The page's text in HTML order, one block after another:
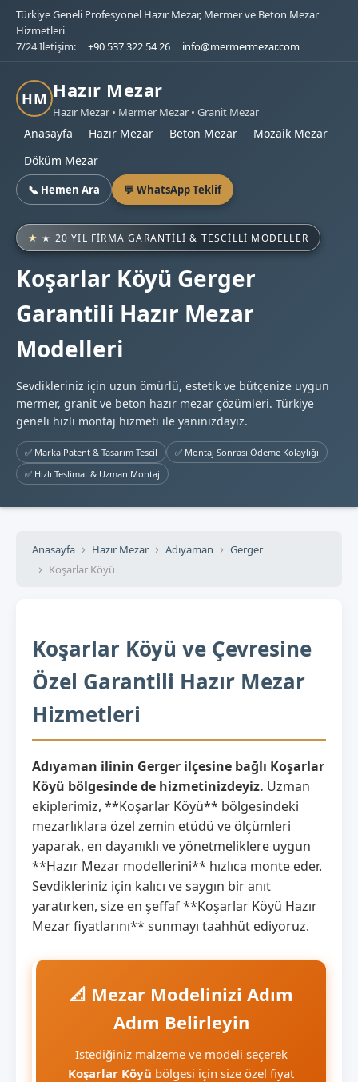
Türkiye Geneli Profesyonel Hazır Mezar, Mermer ve Beton Mezar
Hizmetleri
7/24 İletişim:
+90 537 322 54 26 info@mermermezar.com
HM Hazır Mezar
Hazır Mezar • Mermer Mezar • Granit Mezar
Anasayfa Hazır Mezar Beton Mezar
Mozaik Mezar
Döküm Mezar
📞 Hemen Ara 💬 WhatsApp Teklif
★ 20 YIL FIRMA GARANTILI & TESCILLI MODELLER
Koşarlar Köyü Gerger
Garantili Hazır Mezar
Modelleri
Sevdikleriniz için uzun ömürlü, estetik ve bütçenize uygun
mermer, granit ve beton hazır mezar çözümleri. Türkiye
geneli hızlı montaj hizmeti ile yanınızdayız.
✅ Marka Patent & Tasarım Tescil
✅ Montaj Sonrası Ödeme Kolaylığı
✅ Hızlı Teslimat & Uzman Montaj
Anasayfa Hazır Mezar Adıyaman
Gerger
Koşarlar Köyü
Koşarlar Köyü ve Çevresine
Özel Garantili Hazır Mezar
Hizmetleri
Adıyaman ilinin Gerger ilçesine bağlı Koşarlar
Köyü bölgesinde de hizmetinizdeyiz. Uzman
ekiplerimiz, **Koşarlar Köyü** bölgesindeki
mezarlıklara özel zemin etüdü ve ölçümleri
yaparak, en dayanıklı ve yönetmeliklere uygun
**Hazır Mezar modellerini** hızlıca monte eder.
Sevdikleriniz için kalıcı ve saygın bir anıt
yaratırken, size en şeffaf **Koşarlar Köyü Hazır
Mezar fiyatlarını** sunmayı taahhüt ediyoruz.
📐 Mezar Modelinizi Adım
Adım Belirleyin
İstediğiniz malzeme ve modeli seçerek
Koşarlar Köyü bölgesi için size özel fiyat